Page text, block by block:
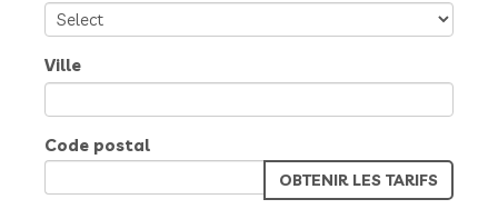
Ville
Code postal